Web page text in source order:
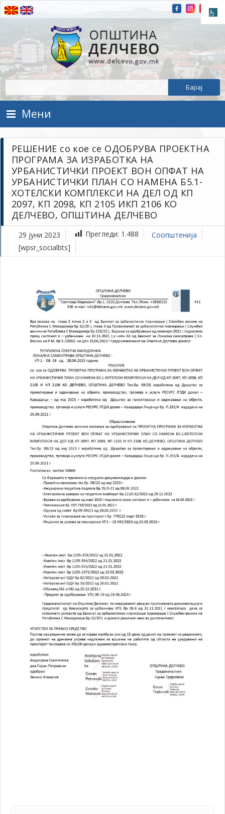
Прескокнете на содржината
Општина Делчево
Општина Делчево
Мени
РЕШЕНИЕ со кое се ОДОБРУВА ПРОЕКТНА
ПРОГРАМА ЗА ИЗРАБОТКА НА
УРБАНИСТИЧКИ ПРОЕКТ ВОН ОПФАТ НА
УРБАНИСТИЧКИ ПЛАН СО НАМЕНА Б5.1-
ХОТЕЛСКИ КОМПЛЕКСИ НА ДЕЛ ОД КП
2097, КП 2098, КП 2105 ИКП 2106 КО
ДЕЛЧЕВО, ОПШТИНА ДЕЛЧЕВО
29 јуни 2023 Прегледи: 1.488
Соопштенија
[wpsr_socialbts]